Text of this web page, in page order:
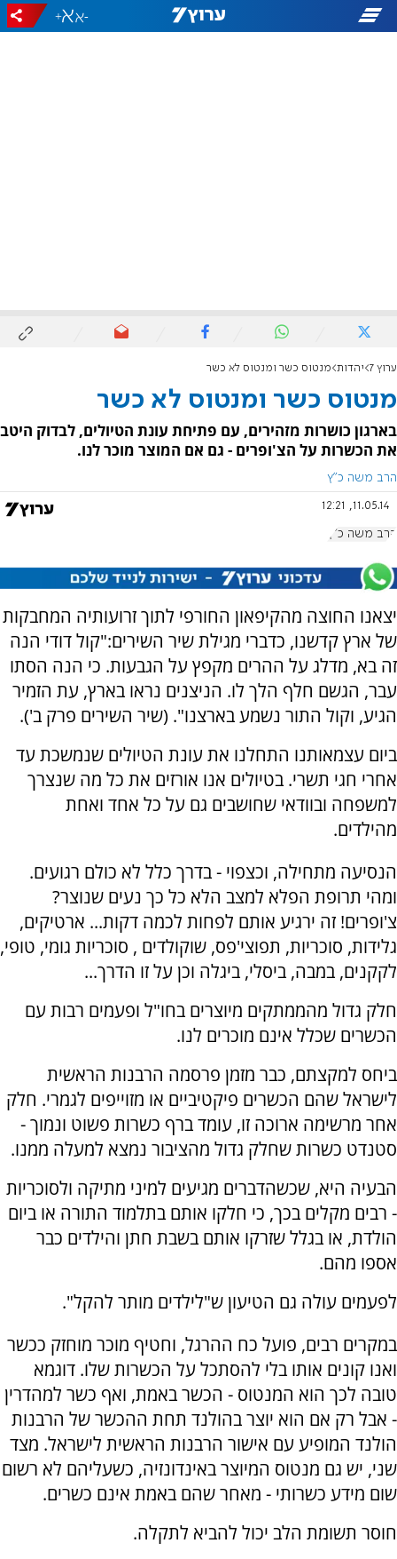
-
+
ערוץ 7 יהדות מנטוס כשר ומנטוס לא כשר
מנטוס כשר ומנטוס לא כשר
בארגון כושרות מזהירים, עם פתיחת עונת הטיולים, לבדוק היטב
את הכשרות על הצ'ופרים - גם אם המוצר מוכר לנו.
הרב משה כ"ץ
11.05.14, 12:21
הרב משה כ"ץ
יצאנו החוצה מהקיפאון החורפי לתוך זרועותיה המחבקות
של ארץ קדשנו, כדברי מגילת שיר השירים:"קול דודי הנה
זה בא, מדלג על ההרים מקפץ על הגבעות. כי הנה הסתו
עבר, הגשם חלף הלך לו. הניצנים נראו בארץ, עת הזמיר
הגיע, וקול התור נשמע בארצנו". (שיר השירים פרק ב').
ביום עצמאותנו התחלנו את עונת הטיולים שנמשכת עד
אחרי חגי תשרי. בטיולים אנו אורזים את כל מה שנצרך
למשפחה ובוודאי שחושבים גם על כל אחד ואחת
מהילדים.
הנסיעה מתחילה, וכצפוי - בדרך כלל לא כולם רגועים.
ומהי תרופת הפלא למצב הלא כל כך נעים שנוצר?
צ'ופרים! זה ירגיע אותם לפחות לכמה דקות... ארטיקים,
גלידות, סוכריות, תפוצי'פס, שוקולדים , סוכריות גומי, טופי,
לקקנים, במבה, ביסלי, ביגלה וכן על זו הדרך...
חלק גדול מהממתקים מיוצרים בחו"ל ופעמים רבות עם
הכשרים שכלל אינם מוכרים לנו.
ביחס למקצתם, כבר מזמן פרסמה הרבנות הראשית
לישראל שהם הכשרים פיקטיביים או מזוייפים לגמרי. חלק
אחר מרשימה ארוכה זו, עומד ברף כשרות פשוט ונמוך -
סטנדט כשרות שחלק גדול מהציבור נמצא למעלה ממנו.
הבעיה היא, שכשהדברים מגיעים למיני מתיקה ולסוכריות
- רבים מקלים בכך, כי חלקו אותם בתלמוד התורה או ביום
הולדת, או בגלל שזרקו אותם בשבת חתן והילדים כבר
אספו מהם.
לפעמים עולה גם הטיעון ש"לילדים מותר להקל".
במקרים רבים, פועל כח ההרגל, וחטיף מוכר מוחזק ככשר
ואנו קונים אותו בלי להסתכל על הכשרות שלו. דוגמא
טובה לכך הוא המנטוס - הכשר באמת, ואף כשר למהדרין
- אבל רק אם הוא יוצר בהולנד תחת ההכשר של הרבנות
הולנד המופיע עם אישור הרבנות הראשית לישראל. מצד
שני, יש גם מנטוס המיוצר באינדונזיה, כשעליהם לא רשום
שום מידע כשרותי - מאחר שהם באמת אינם כשרים.
חוסר תשומת הלב יכול להביא לתקלה.